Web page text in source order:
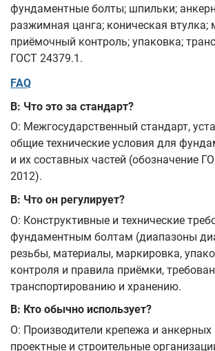
фундаментные болты; шпильки;
разжимная цанга; коническая втулка;
приёмочный контроль; упаковка;
ГОСТ 24379.1.
FAQ
В: Что это за стандарт?
О: Межгосударственный стандарт,
общие технические условия для
и их составных частей (обозначение
2012).
В: Что он регулирует?
О: Конструктивные и технические
фундаментным болтам (диапазоны
резьбы, материалы, маркировка,
контроля и правила приёмки,
транспортированию и хранению.
В: Кто обычно использует?
О: Производители крепежа и анкерных
проектные и строительные